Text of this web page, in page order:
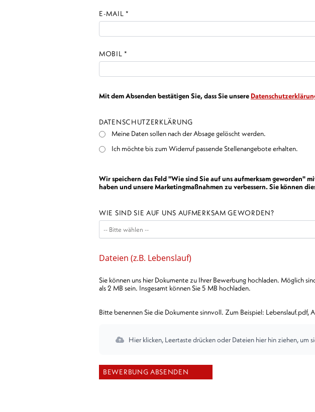
E-MAIL *
MOBIL *
Mit dem Absenden bestätigen Sie, dass Sie unsere
DATENSCHUTZERKLÄRUNG
Meine Daten sollen nach der Absage gelöscht werden.
Ich möchte bis zum Widerruf passende Stellenangebote erhalten.
Wir speichern das Feld "Wie sind Sie auf uns aufmerksam geworden"
haben und unsere Marketingmaßnahmen zu verbessern. Sie können
WIE SIND SIE AUF UNS AUFMERKSAM GEWORDEN?
Dateien (z.B. Lebenslauf)
Sie können uns hier Dokumente zu Ihrer Bewerbung hochladen. Möglich
als 2 MB sein. Insgesamt können Sie 5 MB hochladen.
Bitte benennen Sie die Dokumente sinnvoll. Zum Beispiel: Lebenslauf.pdf,
Hier klicken, Leertaste drücken oder Dateien hier hin ziehen, um